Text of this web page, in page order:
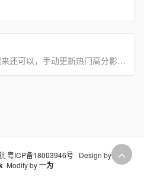
欧亚影视改版后看起来还可以，手动更新热门高分影视资源，算是有特色的免费无广告在线影视站。
粤ICP备18003946号 Design by
Modify by一为